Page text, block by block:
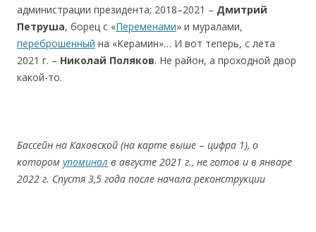
администрации президента; 2018–2021 – Дмитрий
Петруша, борец с «Переменами» и муралами,
переброшенный на «Керамин»… И вот теперь, с лета
2021 г. – Николай Поляков. Не район, а проходной двор
какой-то.
Бассейн на Каховской (на карте выше – цифра 1), о
котором упоминал в августе 2021 г., не готов и в январе
2022 г. Спустя 3,5 года после начала реконструкции